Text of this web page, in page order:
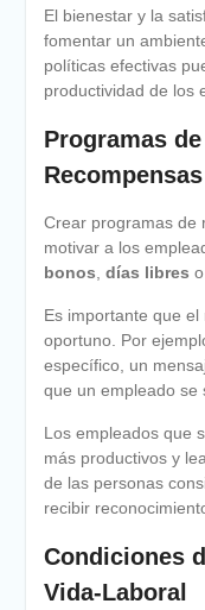
El bienestar y la
fomentar un
políticas efectivas
productividad de los
Programas
Recompensas
Crear programas de
motivar a los
bonos días libres o
Es importante que
oportuno. Por
específico, un
que un empleado se
Los empleados que
más productivos y
de las personas
recibir
Condiciones
Vida-Laboral